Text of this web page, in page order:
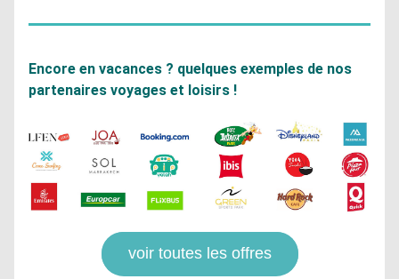
Encore en vacances ? quelques exemples de nos
partenaires voyages et loisirs !
voir toutes les offres